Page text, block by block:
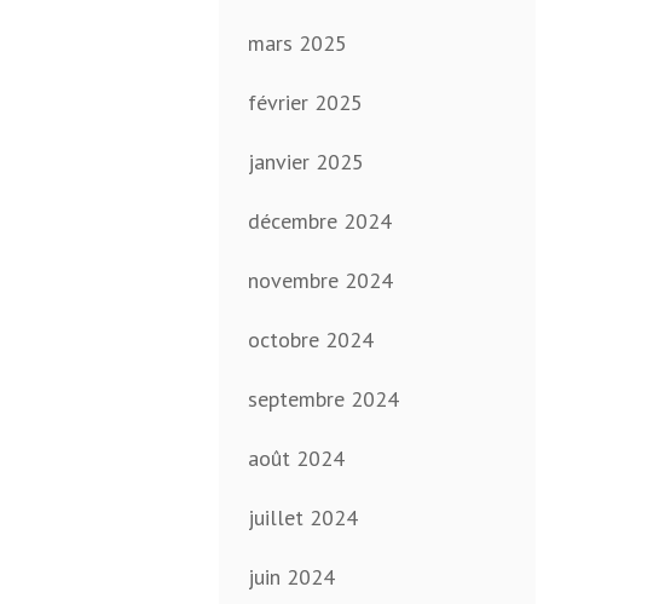
mars 2025
février 2025
janvier 2025
décembre 2024
novembre 2024
octobre 2024
septembre 2024
août 2024
juillet 2024
juin 2024